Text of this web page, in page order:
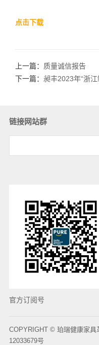
点击下载
上一篇： 质量诚信报告
下一篇： 昶丰2023年“浙
链接网站群
官方订阅号
COPYRIGHT © 珀瑞健康家
12033679号